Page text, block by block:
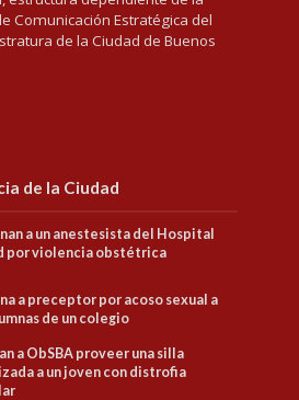
Comunicación Estratégica del
de la Ciudad de Buenos
de la Ciudad
a un anestesista del Hospital
por violencia obstétrica
a preceptor por acoso sexual a
de un colegio
a ObSBA proveer una silla
a un joven con distrofia